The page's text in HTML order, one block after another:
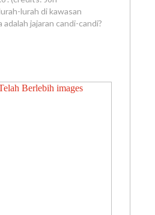
lurah di kawasan
jajaran candi-candi?